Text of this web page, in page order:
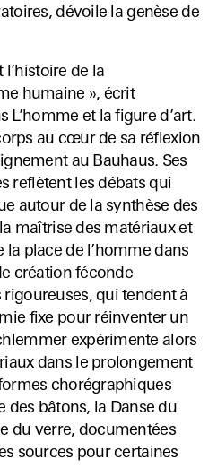
dévoile la genèse de
l’histoire de la
humaine », écrit
L’homme et la figure d’art.
au cœur de sa réflexion
au Bauhaus. Ses
reflètent les débats qui
autour de la synthèse des
maîtrise des matériaux et
place de l’homme dans
création féconde
qui tendent à
fixe pour réinventer un
expérimente alors
dans le prolongement
chorégraphiques
des bâtons, la Danse du
du verre, documentées
sources pour certaines